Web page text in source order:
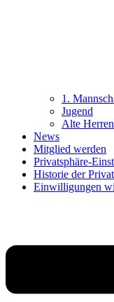
1.
Jugend
Alte Herren
News
Mitglied werden
Privatsphäre-
Historie der
Einwilligungen